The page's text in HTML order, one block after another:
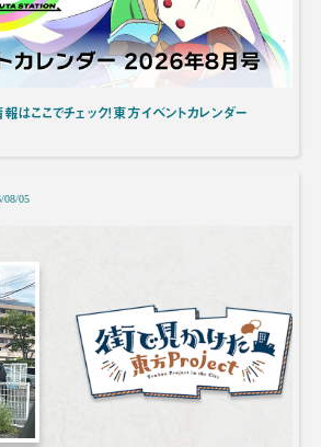
はここでチェック！東方イベントカレンダー
08/05